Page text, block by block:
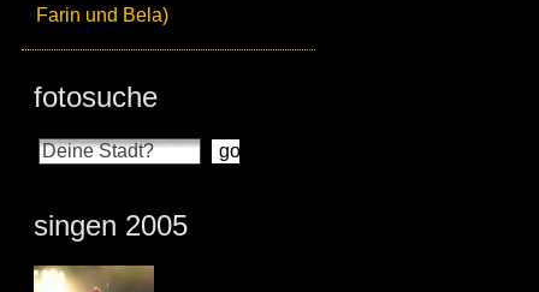
Farin und Bela)
fotosuche
singen 2005